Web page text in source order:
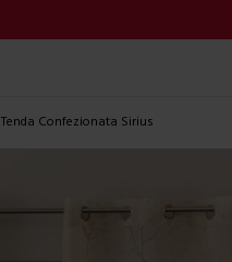
Tenda Confezionata Sirius